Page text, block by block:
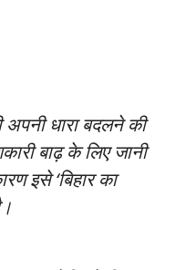
अपनी धारा बदलने की
बाढ़ के लिए जानी
इसे ‘बिहार का